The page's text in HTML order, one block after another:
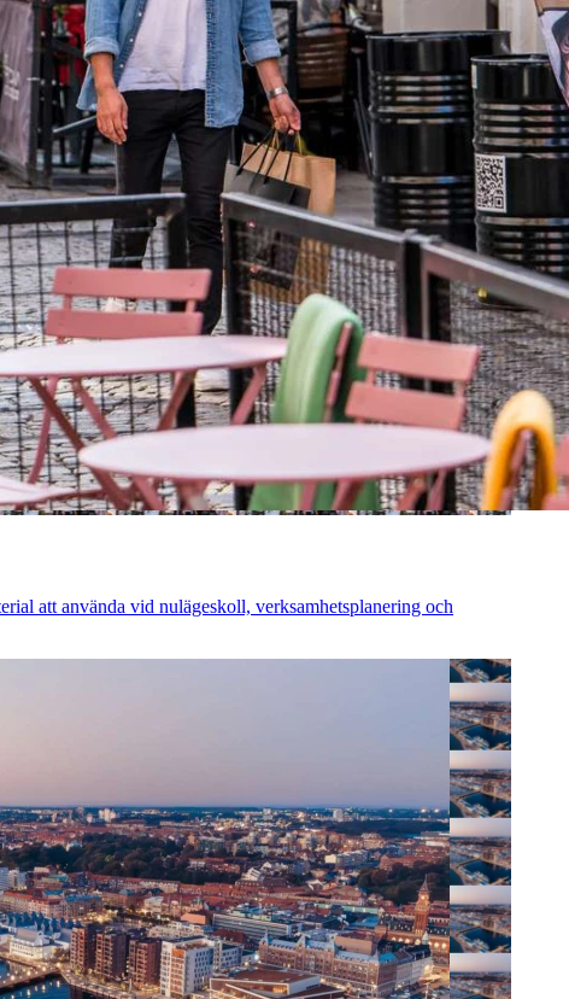
att använda vid nulägeskoll, verksamhetsplanering och